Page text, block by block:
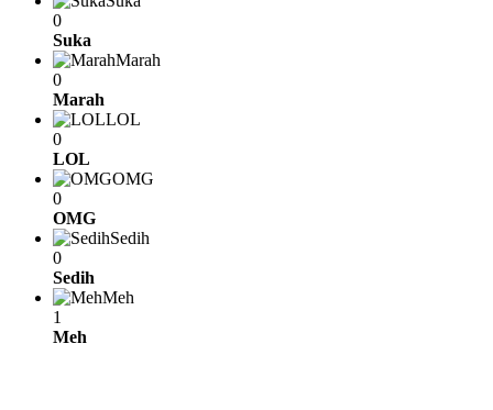
0
Suka
Marah
0
Marah
LOL
0
LOL
OMG
0
OMG
Sedih
0
Sedih
Meh
1
Meh